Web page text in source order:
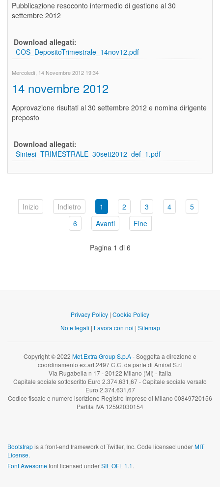
Pubblicazione resoconto intermedio di gestione al 30
settembre 2012
Download allegati:
COS_DepositoTrimestrale_14nov12.pdf
Mercoledì, 14 Novembre 2012 19:34
14 novembre 2012
Approvazione risultati al 30 settembre 2012 e nomina dirigente
preposto
Download allegati:
Sintesi_TRIMESTRALE_30sett2012_def_1.pdf
Inizio Indietro 1 2 3 4
5
6
Avanti Fine
Pagina 1 di 6
Privacy Policy | Cookie Policy
Note legali | Lavora con noi | Sitemap
Copyright © 2022 Met.Extra Group S.p.A- Soggetta a direzione e
coordinamento ex.art.2497 C.C. da parte di Amiral S.r.l
Via Rugabella n 17 - 20122 Milano (MI) - Italia
Capitale sociale sottoscritto Euro 2.374.631,67 - Capitale sociale versato
Euro 2.374.631,67
Codice fiscale e numero iscrizione Registro Imprese di Milano 00849720156
Partita IVA 12592030154
Bootstrapis a front-end framework of Twitter, Inc. Code licensed underMIT
License.
Font Awesomefont licensed underSIL OFL 1.1.